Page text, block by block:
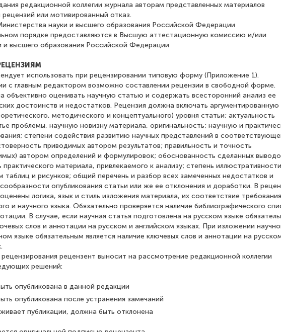
редакционной коллегии журнала авторам представленных материалов
или мотивированный отказ.
науки и высшего образования Российской Федерации
порядке предоставляются в Высшую аттестационную комиссию и/или
и высшего образования Российской Федерации
использовать при рецензировании типовую форму (Приложение 1).
с главным редактором возможно составлении рецензии в свободной форме.
объективно оценивать научную статью и содержать всесторонний анализ ее
достоинств и недостатков. Рецензия должна включать аргументированную
методического и концептуального) уровня статьи; актуальность
проблемы, научную новизну материала, оригинальность; научную и
степени содействия развитию научных представлений в
приводимых автором результатов; правильность и точность
автором определений и формулировок; обоснованность сделанных
практического материала, привлекаемого к анализу; степень иллюстративности
таблиц и рисунков; общий перечень и разбор всех замеченных недостатков и
опубликования статьи или же ее отклонения и доработки. В
логика, язык и стиль изложения материала, их соответствие
и научного языка. Обязательно проверяется наличие библиографического
В случае, если научная статья подготовлена на русском языке
слов и аннотации на русском и английском языках. При изложении
языке обязательным является наличие ключевых слов и аннотации на
рецензент выносит на рассмотрение редакционной коллегии
решений:
опубликована в данной редакции
опубликована после устранения замечаний
публикации, должна быть отклонена